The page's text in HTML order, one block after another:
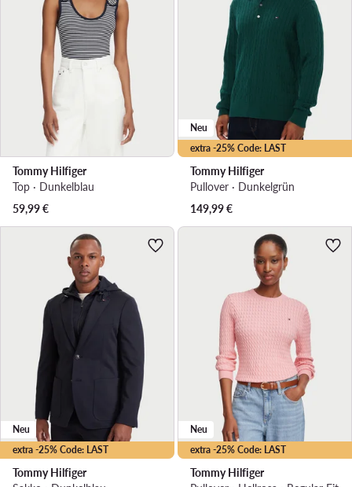
Tommy Hilfiger
Top · Dunkelblau
59,99€
extra -25% Code: LAST
Neu
Tommy Hilfiger
Pullover · Dunkelgrün
149,99€
extra -25% Code: LAST
Neu
Tommy Hilfiger
extra -25% Code: LAST
Neu
Tommy Hilfiger